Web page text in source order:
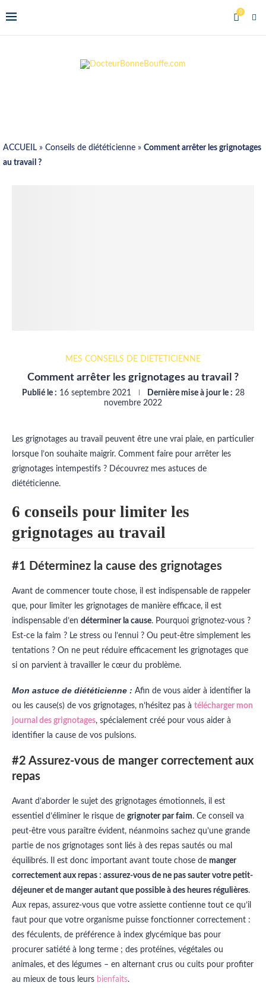
0
ACCUEIL » Conseils de diététicienne » Comment arrêter les grignotages
au travail ?
MES CONSEILS DE DIÉTÉTICIENNE
Comment arrêter les grignotages au travail ?
Publié le : 16 septembre 2021 Dernière mise à jour le : 28
novembre 2022
Les grignotages au travail peuvent être une vrai plaie, en particulier
lorsque l’on souhaite maigrir. Comment faire pour arrêter les
grignotages intempestifs ? Découvrez mes astuces de
diététicienne.
6 conseils pour limiter les
grignotages au travail
#1 Déterminez la cause des grignotages
Avant de commencer toute chose, il est indispensable de rappeler
que, pour limiter les grignotages de manière efficace, il est
indispensable d’en déterminer la cause. Pourquoi grignotez-vous ?
Est-ce la faim ? Le stress ou l’ennui ? Ou peut-être simplement les
tentations ? On ne peut réduire efficacement les grignotages que
si on parvient à travailler le cœur du problème.
Mon astuce de diététicienne : Afin de vous aider à identifier la
ou les cause(s) de vos grignotages, n’hésitez pas à télécharger mon
journal des grignotages, spécialement créé pour vous aider à
identifier la cause de vos pulsions.
#2 Assurez-vous de manger correctement aux
repas
Avant d’aborder le sujet des grignotages émotionnels, il est
essentiel d’éliminer le risque de grignoter par faim. Ce conseil va
peut-être vous paraître évident, néanmoins sachez qu’une grande
partie de nos grignotages sont liés à des repas sautés ou mal
équilibrés. Il est donc important avant toute chose de manger
correctement aux repas : assurez-vous de ne pas sauter votre petit-
déjeuner et de manger autant que possible à des heures régulières.
Aux repas, assurez-vous que votre assiette contienne tout ce qu’il
faut pour que votre organisme puisse fonctionner correctement :
des féculents, de préférence à index glycémique bas pour
procurer satiété à long terme ; des protéines, végétales ou
animales, et des légumes – en alternant crus ou cuits pour profiter
au mieux de tous leurs bienfaits.